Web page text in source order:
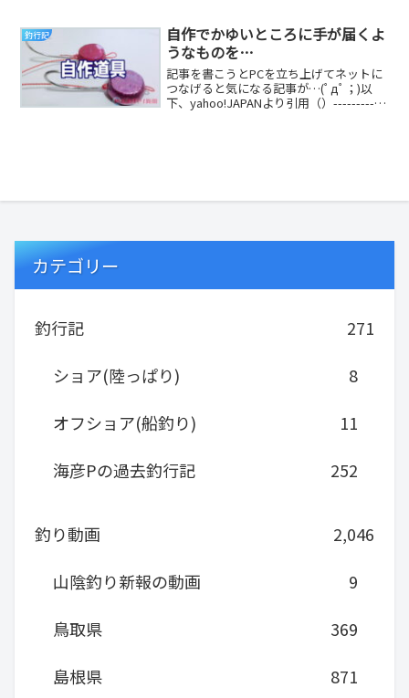
釣行記
自作でかゆいところに手が届くよ
うなものを…
記事を書こうとPCを立ち上げてネットに
つなげると気になる記事が…(ﾟдﾟ；)以
下、yahoo!JAPANより引用（）------------
カテゴリー
釣行記
271
ショア(陸っぱり)
8
オフショア(船釣り)
11
海彦Pの過去釣行記
252
釣り動画
2,046
山陰釣り新報の動画
9
鳥取県
369
島根県
871